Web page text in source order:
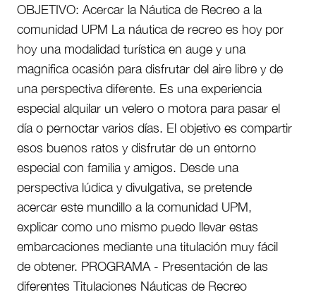
OBJETIVO: Acercar la Náutica de Recreo a la
comunidad UPM La náutica de recreo es hoy por
hoy una modalidad turística en auge y una
magnifica ocasión para disfrutar del aire libre y de
una perspectiva diferente. Es una experiencia
especial alquilar un velero o motora para pasar el
día o pernoctar varios días. El objetivo es compartir
esos buenos ratos y disfrutar de un entorno
especial con familia y amigos. Desde una
perspectiva lúdica y divulgativa, se pretende
acercar este mundillo a la comunidad UPM,
explicar como uno mismo puedo llevar estas
embarcaciones mediante una titulación muy fácil
de obtener. PROGRAMA - Presentación de las
diferentes Titulaciones Náuticas de Recreo